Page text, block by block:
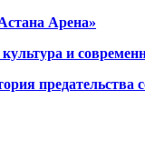
Арена»
и
предательства